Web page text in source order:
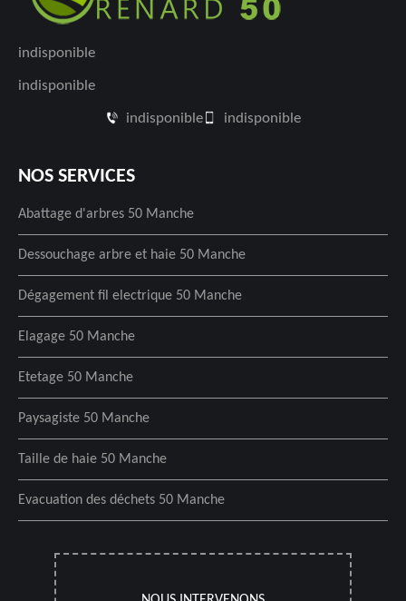
indisponible
indisponible
indisponible indisponible
NOS SERVICES
Abattage d'arbres 50 Manche
Dessouchage arbre et haie 50 Manche
Dégagement fil electrique 50 Manche
Elagage 50 Manche
Etetage 50 Manche
Paysagiste 50 Manche
Taille de haie 50 Manche
Evacuation des déchets 50 Manche